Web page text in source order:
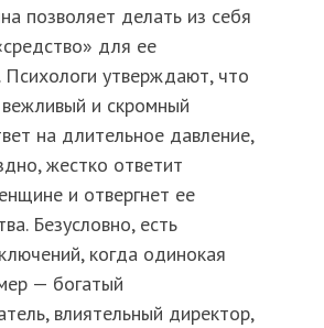
позволяет делать из себя
для ее
Психологи утверждают, что
и скромный
на длительное давление,
жестко ответит
и отвергнет ее
Безусловно, есть
когда одинокая
— богатый
влиятельный директор,